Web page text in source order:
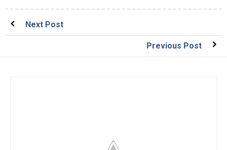
Next Post
Previous Post